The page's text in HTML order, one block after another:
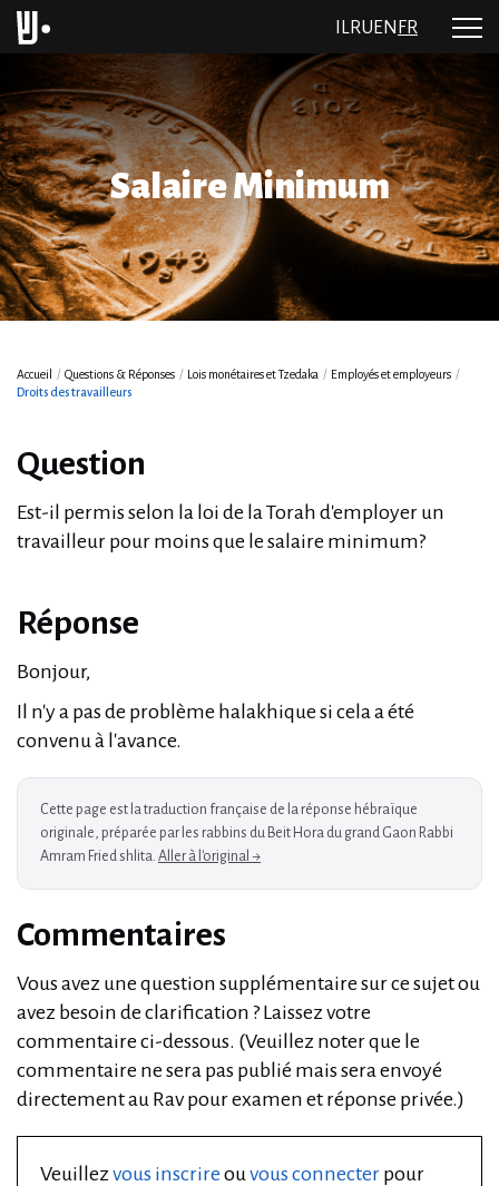
RU EN FR
Salaire Minimum
Accueil / Questions & Réponses / Lois monétaires et Tzedaka / Employés et employeurs /
Droits des travailleurs
Question
Est-il permis selon la loi de la Torah d'employer un
travailleur pour moins que le salaire minimum?
Réponse
Bonjour,
Il n'y a pas de problème halakhique si cela a été
convenu à l'avance.
Cette page est la traduction française de la réponse hébraïque
originale, préparée par les rabbins du Beit Hora du grand Gaon Rabbi
Amram Fried shlita. Aller à l'original →
Commentaires
Vous avez une question supplémentaire sur ce sujet ou
avez besoin de clarification ? Laissez votre
commentaire ci-dessous. (Veuillez noter que le
commentaire ne sera pas publié mais sera envoyé
directement au Rav pour examen et réponse privée.)
Veuillez vous inscrire ouvous connecter pour